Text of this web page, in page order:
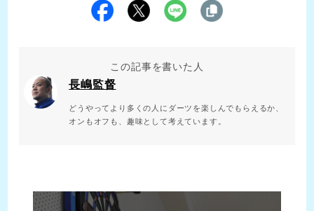
この記事を書いた人
長嶋監督
どうやってより多くの人にダーツを楽しんでもらえるか、
オンもオフも、趣味として考えています。